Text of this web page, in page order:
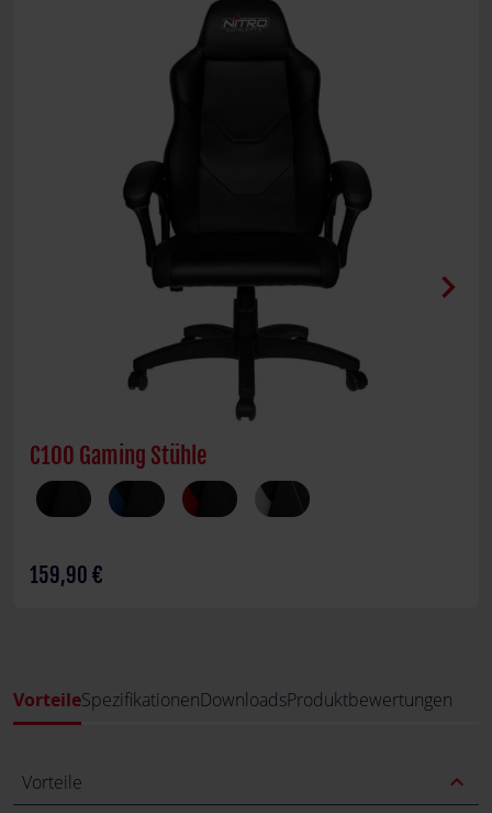
C100 Gaming Stühle
159,90 €
chevron_right
VorteileSpezifikationenDownloadsProduktbewertungen
Vorteile expand_less